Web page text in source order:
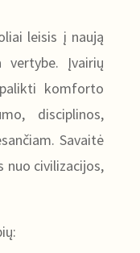
leisis į naują
vertybe. Įvairių
komforto
disciplinos,
Savaitė
nuo civilizacijos,